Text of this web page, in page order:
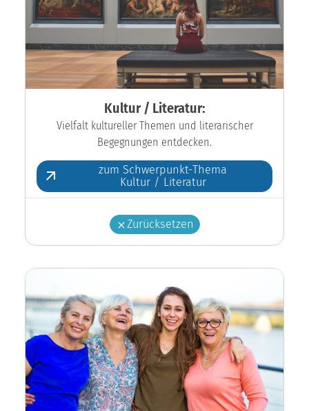
Kultur / Literatur:
Vielfalt kultureller Themen und literarischer
Begegnungen entdecken.
zum Schwerpunkt-Thema
Kultur / Literatur
Zurücksetzen